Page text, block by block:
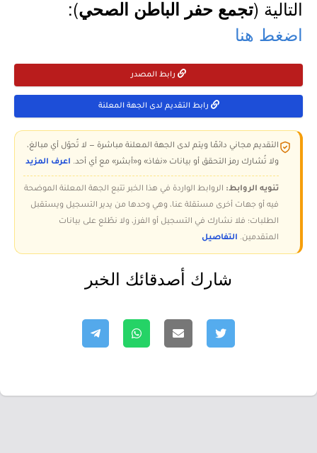
التالية (تجمع حفر الباطن الصحي):
اضغط هنا
رابط المصدر
رابط التقديم لدى الجهة المعلنة
التقديم مجاني دائمًا ويتم لدى الجهة المعلنة مباشرة — لا تُحوّل أي مبالغ،
ولا تُشارك رمز التحقق أو بيانات «نفاذ» و«أبشر» مع أي أحد. اعرف المزيد
تنويه الروابط: الروابط الواردة في هذا الخبر تتبع الجهة المعلنة الموضحة
فيه أو جهات أخرى مستقلة عنا، وهي وحدها من يدير التسجيل ويستقبل
الطلبات؛ فلا نشارك في التسجيل أو الفرز، ولا نطّلع على بيانات
المتقدمين. التفاصيل
شارك أصدقائك الخبر